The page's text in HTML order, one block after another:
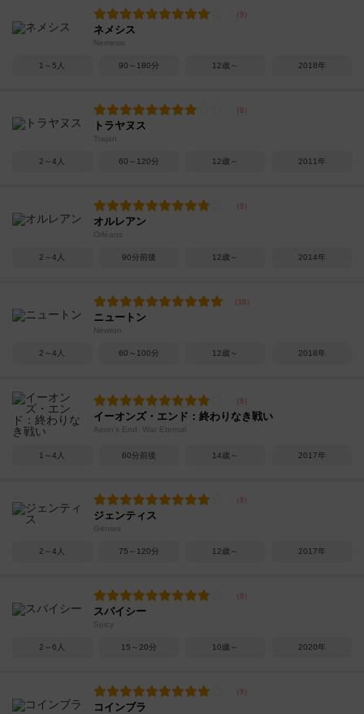
ネメシス
Nemesis
1～5人 90～180分 12歳～ 2018年
トラヤヌス
Trajan
2～4人 60～120分 12歳～ 2011年
オルレアン
Orléans
2～4人 90分前後 12歳～ 2014年
ニュートン
Newton
2～4人 60～100分 12歳～ 2018年
イーオンズ・エンド：終わりなき戦い
Aeon's End: War Eternal
1～4人 60分前後 14歳～ 2017年
ジェンティス
Gentes
2～4人 75～120分 12歳～ 2017年
スパイシー
Spicy
2～6人 15～20分 10歳～ 2020年
コインブラ